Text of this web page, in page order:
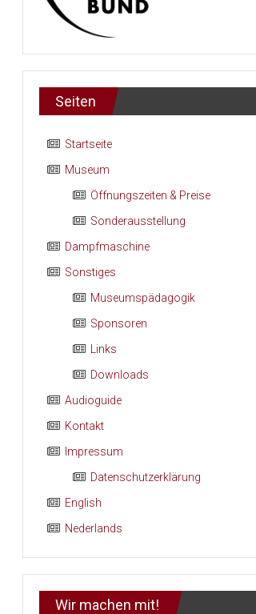
Seiten
Startseite
Museum
Öffnungszeiten & Preise
Sonderausstellung
Dampfmaschine
Sonstiges
Museumspädagogik
Sponsoren
Links
Downloads
Audioguide
Kontakt
Impressum
Datenschutzerklärung
English
Nederlands
Wir machen mit!